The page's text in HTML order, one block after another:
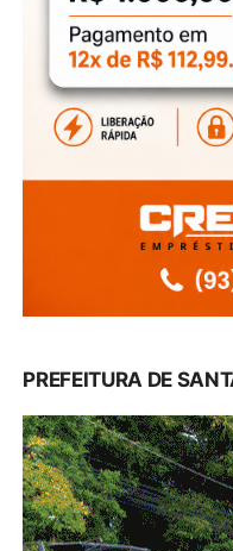
PREFEITURA DE